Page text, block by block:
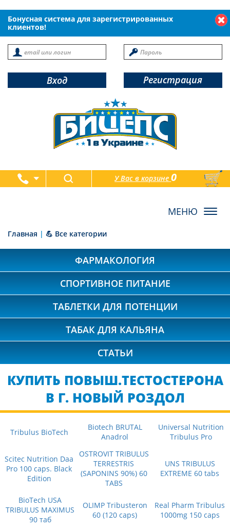
Бонусная система для зарегистрированных
клиентов!
Вход Регистрация
У Вас в корзине0
товаров
Главная | 💪 Все категории
ФАРМАКОЛОГИЯ
СПОРТИВНОЕ ПИТАНИЕ
ТАБЛЕТКИ ДЛЯ ПОТЕНЦИИ
ТАБАК ДЛЯ КАЛЬЯНА
СТАТЬИ
КУПИТЬ ПОВЫШ.ТЕСТОСТЕРОНА
В Г. НОВЫЙ РОЗДОЛ
Tribulus BioTech
Biotech BRUTAL
Anadrol
Universal Nutrition
Tribulus Pro
Scitec Nutrition Daa
Pro 100 caps. Black
Edition
OSTROVIT TRIBULUS
TERRESTRIS
(SAPONINS 90%) 60
TABS
UNS TRIBULUS
EXTREME 60 tabs
BioTech USA
TRIBULUS MAXIMUS
90 таб
OLIMP Tribusteron
60 (120 caps)
Real Pharm Tribulus
1000mg 150 caps